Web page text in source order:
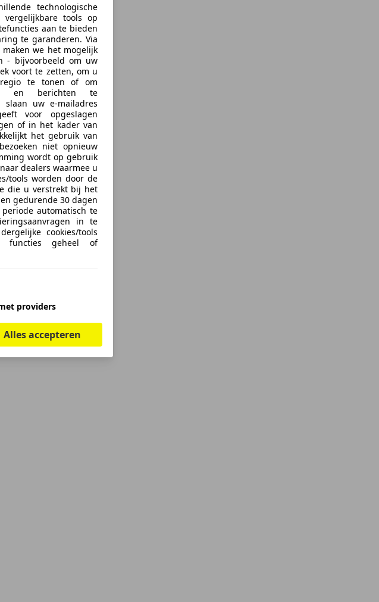
technologische
vergelijkbare tools op
aan te bieden
te garanderen. Via
we het mogelijk
- bijvoorbeeld om uw
voort te zetten, om u
te tonen of om
en berichten te
slaan uw e-mailadres
voor opgeslagen
of in het kader van
het gebruik van
niet opnieuw
wordt op gebruik
dealers waarmee u
tools worden door de
die u verstrekt bij het
gedurende 30 dagen
automatisch te
in te
cookies/tools
functies geheel of
providers
Alles accepteren